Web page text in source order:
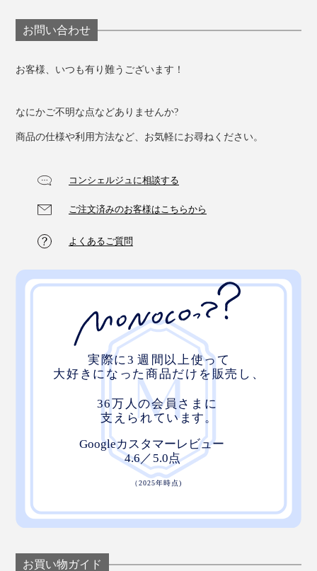
お問い合わせ
お客様、いつも有り難うございます！
なにかご不明な点などありませんか?
商品の仕様や利用方法など、お気軽にお尋ねください。
コンシェルジュに相談する
ご注文済みのお客様はこちらから
よくあるご質問
お買い物ガイド